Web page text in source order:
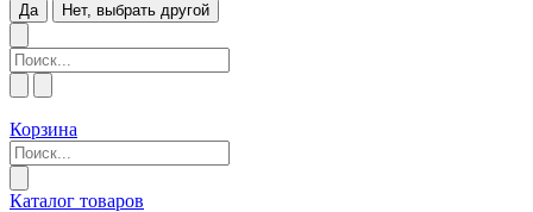
Да Нет, выбрать другой
Корзина
Каталог товаров